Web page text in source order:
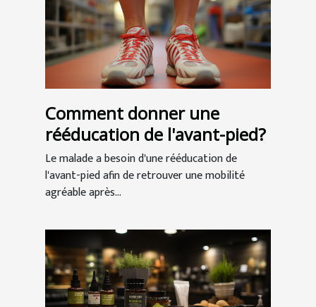
Comment donner une
rééducation de l'avant-pied?
Le malade a besoin d'une rééducation de
l'avant-pied afin de retrouver une mobilité
agréable après...